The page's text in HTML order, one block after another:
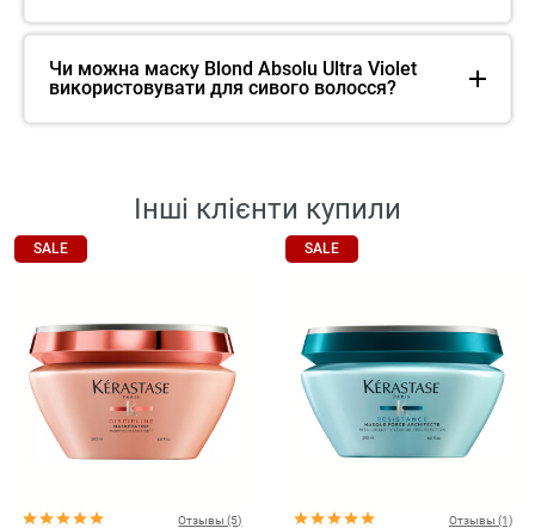
Чи можна маску Blond Absolu Ultra Violet
використовувати для сивого волосся?
Інші клієнти купили
SALE
Отзывы (5)
SALE
Отзывы (1)